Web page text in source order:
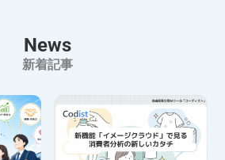
News
新着記事